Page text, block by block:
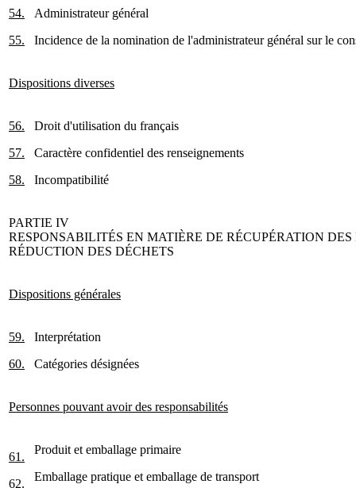
54.
55.
Administrateur général
Incidence de la nomination de l'administrateur général sur le
Dispositions diverses
56.
57.
58.
Droit d'utilisation du français
Caractère confidentiel des renseignements
Incompatibilité
PARTIE IV
RESPONSABILITÉS EN MATIÈRE DE RÉCUPÉRATION DES
RÉDUCTION DES DÉCHETS
Dispositions générales
59.
60.
Interprétation
Catégories désignées
Personnes pouvant avoir des responsabilités
61.
62.
Produit et emballage primaire
Emballage pratique et emballage de transport